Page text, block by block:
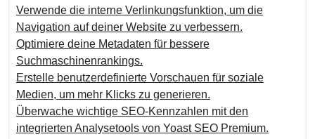
Verwende die interne Verlinkungsfunktion, um die
Navigation auf deiner Website zu verbessern.
Optimiere deine Metadaten für bessere
Suchmaschinenrankings.
Erstelle benutzerdefinierte Vorschauen für soziale
Medien, um mehr Klicks zu generieren.
Überwache wichtige SEO-Kennzahlen mit den
integrierten Analysetools von Yoast SEO Premium.